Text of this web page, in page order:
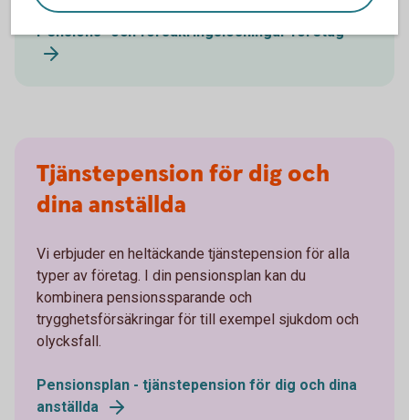
Pensions- och försäkringslösningar företag
Tjänstepension för dig och
dina anställda
Vi erbjuder en heltäckande tjänstepension för alla
typer av företag. I din pensionsplan kan du
kombinera pensionssparande och
trygghetsförsäkringar för till exempel sjukdom och
olycksfall.
Pensionsplan - tjänstepension för dig och dina
anställda